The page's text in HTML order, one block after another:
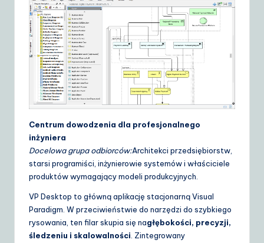
w
o
lu
ti
o
Centrum dowodzenia dla profesjonalnego
inżyniera
Docelowa grupa odbiorców:Architekci przedsiębiorstw,
starsi programiści, inżynierowie systemów i właściciele
produktów wymagający modeli produkcyjnych.
VP Desktop to główną aplikację stacjonarną Visual
Paradigm. W przeciwieństwie do narzędzi do szybkiego
rysowania, ten filar skupia się nagłębokości, precyzji,
śledzeniu i skalowalności . Zintegrowany